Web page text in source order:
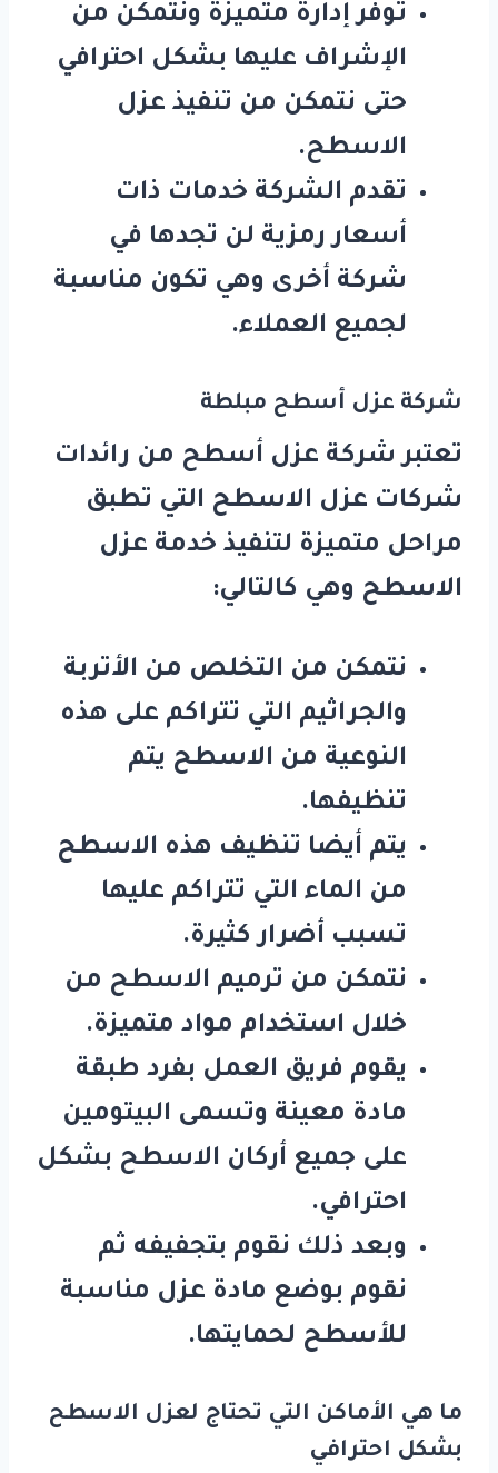
توفر إدارة متميزة ونتمكن من
الإشراف عليها بشكل احترافي
حتى نتمكن من تنفيذ عزل
الاسطح.
تقدم الشركة خدمات ذات
أسعار رمزية لن تجدها في
شركة أخرى وهي تكون مناسبة
لجميع العملاء.
شركة عزل أسطح مبلطة
تعتبر شركة عزل أسطح من رائدات
شركات عزل الاسطح التي تطبق
مراحل متميزة لتنفيذ خدمة عزل
الاسطح وهي كالتالي:
نتمكن من التخلص من الأتربة
والجراثيم التي تتراكم على هذه
النوعية من الاسطح يتم
تنظيفها.
يتم أيضا تنظيف هذه الاسطح
من الماء التي تتراكم عليها
تسبب أضرار كثيرة.
نتمكن من ترميم الاسطح من
خلال استخدام مواد متميزة.
يقوم فريق العمل بفرد طبقة
مادة معينة وتسمى البيتومين
على جميع أركان الاسطح بشكل
احترافي.
وبعد ذلك نقوم بتجفيفه ثم
نقوم بوضع مادة عزل مناسبة
للأسطح لحمايتها.
ما هي الأماكن التي تحتاج لعزل الاسطح
بشكل احترافي